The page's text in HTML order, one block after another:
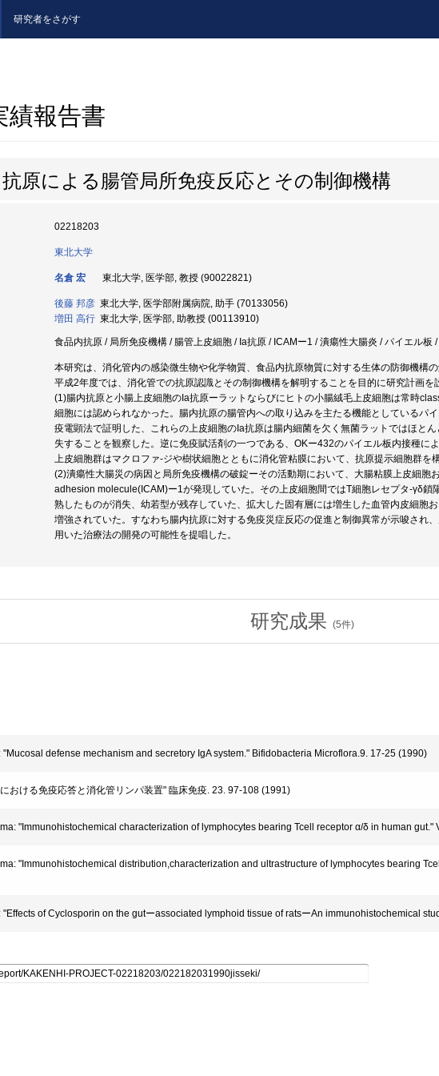
研究者をさがす
績報告書
原による腸管局所免疫反応とその制御機構
02218203
東北大学
名倉 宏 東北大学, 医学部, 教授 (90022821)
後藤 邦彦 東北大学, 医学部附属病院, 助手 (70133056)
増田 高行 東北大学, 医学部, 助教授 (00113910)
食品内抗原 / 局所免疫機構 / 腸管上皮細胞 / Ia抗原 / ICAMー1 / 潰瘍性大腸炎 / パイエル板
本研究は、消化管内の感染微生物や化学物質、食品内抗原物質に対する生体の防御機構
平成2年度では、消化管での抗原認識とその制御機構を解明することを目的に研究計画を
(1)腸内抗原と小腸上皮細胞のIa抗原ーラットならびにヒトの小腸絨毛上皮細胞は常時
細胞には認められなかった。腸内抗原の腸管内への取り込みを主たる機能としているパ
疫電顕法で証明した、これらの上皮細胞のIa抗原は腸内細菌を欠く無菌ラットではほと
失することを観察した。逆に免疫賦活剤の一つである、OKー432のパイエル板内接種に
上皮細胞群はマクロファ-ジや樹状細胞とともに消化管粘膜において、抗原提示細胞群を
(2)潰瘍性大腸災の病因と局所免疫機構の破錠ーその活動期において、大腸粘膜上皮細
adhesion molecule(ICAM)ー1が発現していた。その上皮細胞間ではT細胞レセプタ-γδ
熟したものが消失、幼若型が残存していた、拡大した固有層には増生した血管内皮細胞
増強されていた。すなわち腸内抗原に対する免疫災症反応の促進と制御異常が示唆され
用いた治療法の開発の可能性を提唱した。
研究成果 (5件)
"Mucosal defense mechanism and secretory IgA system." Bifidobacteria Microflora.9. 17-25 (1990)
おける免疫応答と消化管リンパ装置" 臨床免疫. 23. 97-108 (1991)
"Immunohistochemical characterization of lymphocytes bearing Tcell receptor α/δ in human gut."
"Immunohistochemical distribution,characterization and ultrastructure of lymphocytes bearing
"Effects of Cyclosporin on the gutーassociated lymphoid tissue of ratsーAn immunohistochemical